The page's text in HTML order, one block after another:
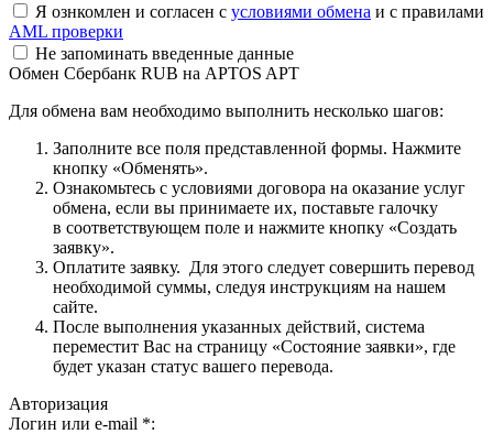
Я ознкомлен и согласен с условиями обмена и с правилами
AML проверки
Не запоминать введенные данные
Обмен Сбербанк RUB на APTOS APT
Для обмена вам необходимо выполнить несколько шагов:
Заполните все поля представленной формы. Нажмите
кнопку «Обменять».
Ознакомьтесь с условиями договора на оказание услуг
обмена, если вы принимаете их, поставьте галочку
в соответствующем поле и нажмите кнопку «Создать
заявку».
Оплатите заявку. Для этого следует совершить перевод
необходимой суммы, следуя инструкциям на нашем
сайте.
После выполнения указанных действий, система
переместит Вас на страницу «Состояние заявки», где
будет указан статус вашего перевода.
Авторизация
Логин или e-mail *: